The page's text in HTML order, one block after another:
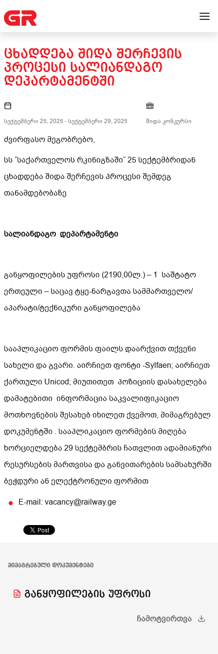
ᲪᲮᲐᲓᲓᲔᲑᲐ ᲨᲘᲓᲐ ᲨᲔᲠᲩᲔᲕᲘᲡ
ᲞᲠᲝᲪᲔᲡᲘ ᲡᲐᲚᲘᲐᲜᲓᲐᲒᲝ
ᲓᲔᲞᲐᲠᲢᲐᲛᲔᲜᲢᲨᲘ
სექტემბერი 25, 2025 -სექტემბერი 29, 2025 შიდა კონკურსი
ძვირფასო მეგობრებო,
სს ”საქართველოს რკინიგზაში” 25 სექტემბრიდან
ცხადდება შიდა შერჩევის პროცესი შემდეგ
თანამდებობაზე
სალიანდაგო დეპარტამენტი
განყოფილების უფროსი (2190,00ლ.) – 1 საშტატო
ერთეული – საცავ ტყე-ნარგავთა სამმართველო/
აპარატი/ტექნიკური განყოფილება
სააპლიკაციო ფორმის ფაილს დაარქვით თქვენი
სახელი და გვარი. აირჩიეთ ფონტი -Sylfaen; აირჩიეთ
ქართული Unicod; მიუთითეთ პოზიციის დასახელება
დამატებითი ინფორმაცია საკვალიფიკაციო
მოთხოვნების შესახებ იხილეთ ქვემოთ, მიმაგრებულ
დოკუმენტში . სააპლიკაციო ფორმების მიღება
ხორციელდება 29 სექტემბრის ჩათვლით ადამიანური
რესურსების მართვისა და განვითარების სამსახურში
ბეჭდური ან ელექტრონული ფორმით
E-mail: vacancy@railway.ge
ᲛᲘᲛᲐᲒᲠᲔᲑᲣᲚᲘ ᲓᲝᲙᲣᲛᲔᲜᲢᲔᲑᲘ
განყოფილების უფროსი
ᲩᲐᲛᲝᲢᲕᲘᲠᲗᲕᲐ